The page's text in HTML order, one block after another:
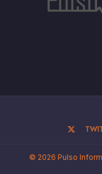
© 2026 Pulso